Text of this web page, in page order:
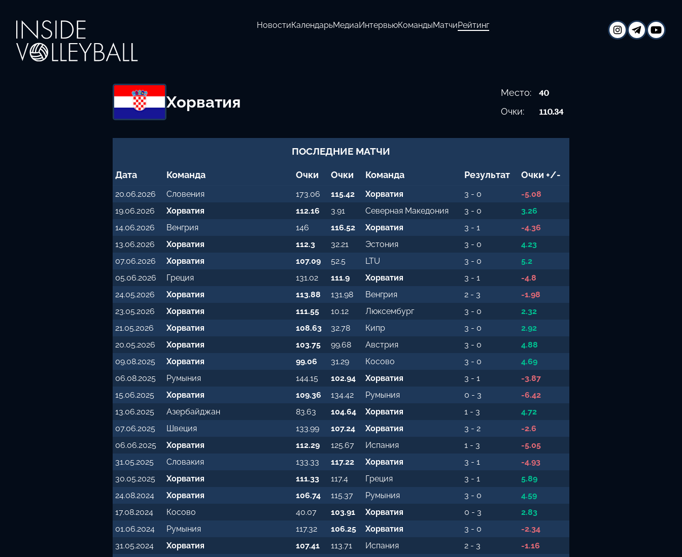
НовостиКалендарьМедиаИнтервьюКомандыМатчиРейтинг
Хорватия
Место:
40
Очки:
110.34
ПОСЛЕДНИЕ МАТЧИ
Дата Команда Очки Очки Команда Результат Очки +/-
20.06.2026 Словения 173.06 115.42 Хорватия 3 - 0
-5.08
19.06.2026
Хорватия 112.16 3.91 Северная Македония 3 - 0
3.26
14.06.2026
Венгрия 146 116.52 Хорватия 3 - 1
-4.36
13.06.2026
Хорватия 112.3 32.21 Эстония 3 - 0
4.23
07.06.2026
Хорватия 107.09 52.5 LTU 3 - 0
5.2
05.06.2026
Греция 131.02 111.9 Хорватия 3 - 1
-4.8
24.05.2026
Хорватия 113.88 131.98 Венгрия 2 - 3
-1.98
23.05.2026
Хорватия 111.55 10.12 Люксембург 3 - 0
2.32
21.05.2026
Хорватия 108.63 32.78 Кипр 3 - 0
2.92
20.05.2026
Хорватия 103.75 99.68 Австрия 3 - 0
4.88
09.08.2025
Хорватия 99.06 31.29 Косово 3 - 0
4.69
06.08.2025
Румыния 144.15 102.94 Хорватия 3 - 1
-3.87
15.06.2025
Хорватия 109.36 134.42 Румыния 0 - 3
-6.42
13.06.2025
Азербайджан 83.63 104.64 Хорватия 1 - 3
4.72
07.06.2025
Швеция 133.99 107.24 Хорватия 3 - 2
-2.6
06.06.2025
Хорватия 112.29 125.67 Испания 1 - 3
-5.05
31.05.2025
Словакия 133.33 117.22 Хорватия 3 - 1
-4.93
30.05.2025
Хорватия 111.33 117.4 Греция 3 - 1
5.89
24.08.2024
Хорватия 106.74 115.37 Румыния 3 - 0
4.59
17.08.2024
Косово 40.07 103.91 Хорватия 0 - 3
2.83
01.06.2024
Румыния 117.32 106.25 Хорватия 3 - 0
-2.34
31.05.2024
Хорватия 107.41 113.71 Испания 2 - 3
-1.16